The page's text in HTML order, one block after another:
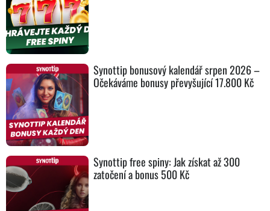
Synottip bonusový kalendář srpen 2026 –
Očekáváme bonusy převyšující 17.800 Kč
Synottip free spiny: Jak získat až 300
zatočení a bonus 500 Kč